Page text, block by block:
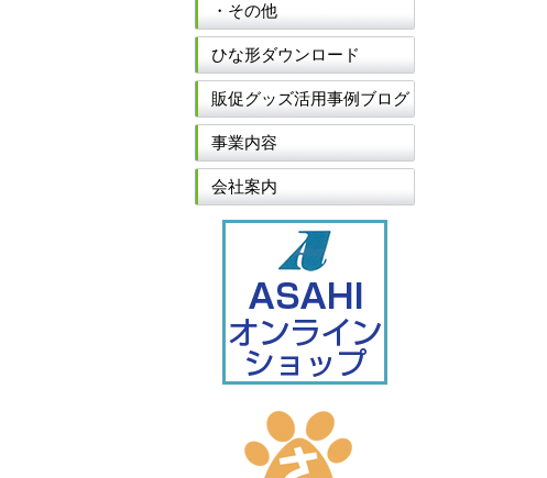
・その他
ひな形ダウンロード
販促グッズ活用事例ブログ
事業内容
会社案内